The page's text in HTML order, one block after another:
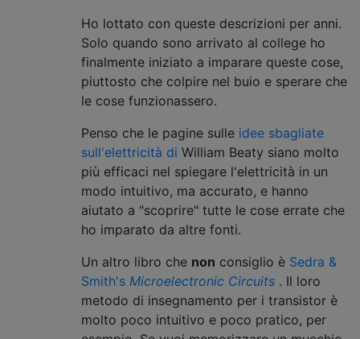
Ho lottato con queste descrizioni per anni.
Solo quando sono arrivato al college ho
finalmente iniziato a imparare queste cose,
piuttosto che colpire nel buio e sperare che
le cose funzionassero.
Penso che le pagine sulle idee sbagliate
sull'elettricità di William Beaty siano molto
più efficaci nel spiegare l'elettricità in un
modo intuitivo, ma accurato, e hanno
aiutato a "scoprire" tutte le cose errate che
ho imparato da altre fonti.
Un altro libro che non consiglio è Sedra &
Smith's Microelectronic Circuits . Il loro
metodo di insegnamento per i transistor è
molto poco intuitivo e poco pratico, per